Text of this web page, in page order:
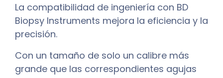
La compatibilidad de ingeniería con BD
Biopsy Instruments mejora la eficiencia y la
precisión.
Con un tamaño de solo un calibre más
grande que las correspondientes agujas